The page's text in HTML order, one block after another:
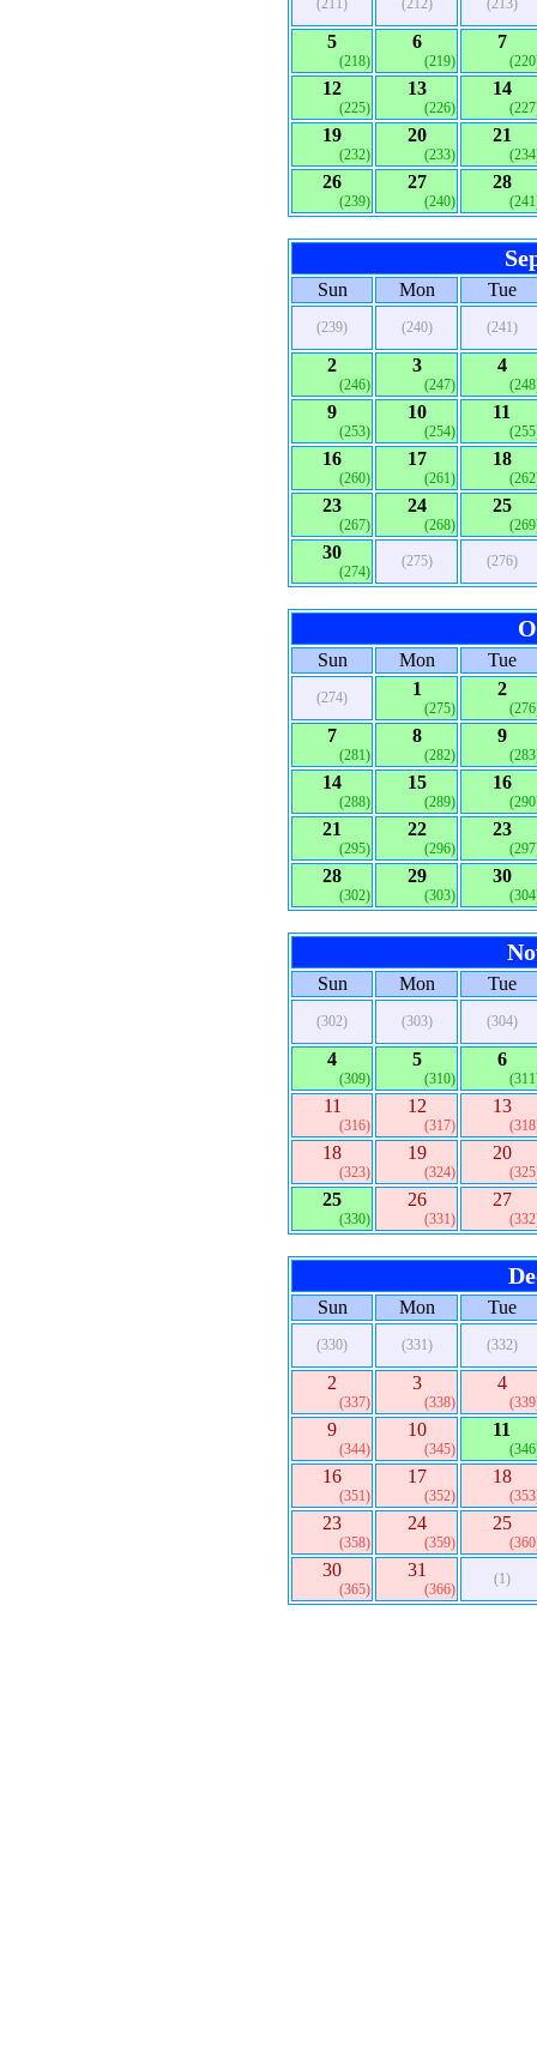
(211) (212) (213)
5
(218)
6
(219)
7
12
(225)
13
(226)
14
19
(232)
20
(233)
21
26
(239)
27
(240)
28
Sun Mon Tue
(239) (240) (241)
2
(246)
3
(247)
4
9
(253)
10
(254)
11
16
(260)
17
(261)
18
23
(267)
24
(268)
25
30
(274)
(275) (276)
Sun Mon Tue
(274) 1
(275)
2
7
(281)
8
(282)
9
14
(288)
15
(289)
16
21
(295)
22
(296)
23
28
(302)
29
(303)
30
Sun Mon Tue
(302) (303) (304)
4
(309)
5
(310)
6
11
(316)
12
(317)
13
18
(323)
19
(324)
20
25
(330)
26
(331)
27
Sun Mon Tue
(330) (331) (332)
2
(337)
3
(338)
4
9
(344)
10
(345)
11
16
(351)
17
(352)
18
23
(358)
24
(359)
25
30
(365)
31
(366)
(1)